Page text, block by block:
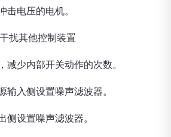
电压的电机。
其他控制装置
少内部开关动作的次数。
入侧设置噪声滤波器。
设置噪声滤波器。